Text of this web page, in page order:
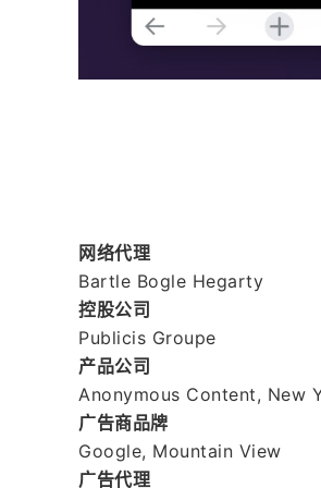
网络代理
Bartle Bogle Hegarty
控股公司
Publicis Groupe
产品公司
Anonymous Content, New
广告商品牌
Google, Mountain View
广告代理